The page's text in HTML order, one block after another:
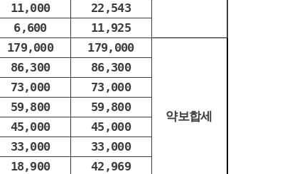
11,000
22,543
6,600 11,925
179,000 179,000
약보합세
86,300
86,300
73,000
73,000
59,800
59,800
45,000
45,000
33,000
33,000
18,900
42,969